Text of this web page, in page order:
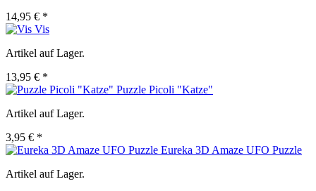
14,95 € *
Vis
Artikel auf Lager.
13,95 € *
Puzzle Picoli "Katze"
Artikel auf Lager.
3,95 € *
Eureka 3D Amaze UFO Puzzle
Artikel auf Lager.